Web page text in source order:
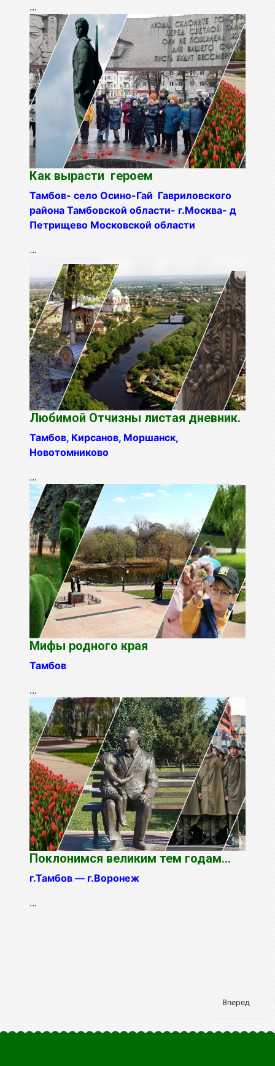
...
Как вырасти героем
Тамбов- село Осино-Гай Гавриловского
района Тамбовской области- г.Москва- д
Петрищево Московской области
...
Любимой Отчизны листая дневник.
Тамбов, Кирсанов, Моршанск,
Новотомниково
...
Мифы родного края
Тамбов
...
Поклонимся великим тем годам...
г.Тамбов — г.Воронеж
...
Вперед